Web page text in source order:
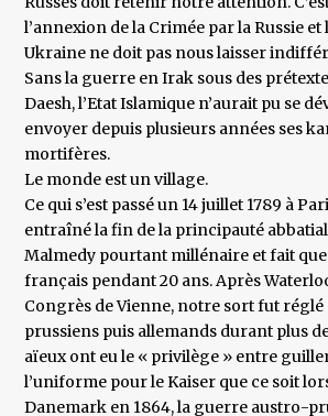
l’annexion de la Crimée par la Russie
Ukraine ne doit pas nous laisser
Sans la guerre en Irak sous des
Daesh, l’Etat Islamique n’aurait pu se
envoyer depuis plusieurs années ses
mortifères.
Le monde est un village.
Ce qui s’est passé un 14 juillet 1789 à
entraîné la fin de la principauté
Malmedy pourtant millénaire et fait
français pendant 20 ans. Après
Congrès de Vienne, notre sort fut réglé
prussiens puis allemands durant plus
aïeux ont eu le « privilège » entre
l’uniforme pour le Kaiser que ce soit
Danemark en 1864, la guerre austro-